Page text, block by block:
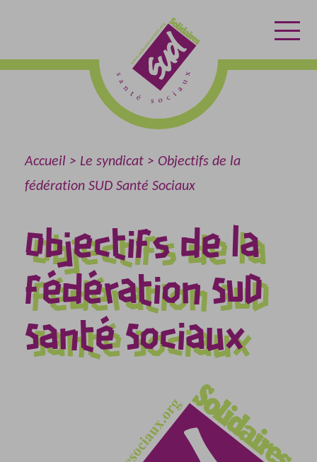
contenu
menu
l'accueil
Accueil Le syndicat
Objectifs de la
fédération SUD Santé Sociaux
Objectifs de la
fédération SUD
Santé Sociaux